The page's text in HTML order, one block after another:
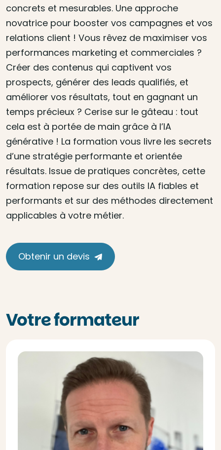
concrets et mesurables. Une approche
novatrice pour booster vos campagnes et vos
relations client ! Vous rêvez de maximiser vos
performances marketing et commerciales ?
Créer des contenus qui captivent vos
prospects, générer des leads qualifiés, et
améliorer vos résultats, tout en gagnant un
temps précieux ? Cerise sur le gâteau : tout
cela est à portée de main grâce à l’IA
générative ! La formation vous livre les secrets
d’une stratégie performante et orientée
résultats. Issue de pratiques concrètes, cette
formation repose sur des outils IA fiables et
performants et sur des méthodes directement
applicables à votre métier.
Obtenir un devis
Votre formateur